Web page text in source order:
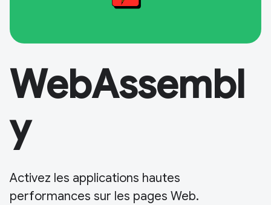
WebAssembl
y
Activez les applications hautes
performances sur les pages Web.